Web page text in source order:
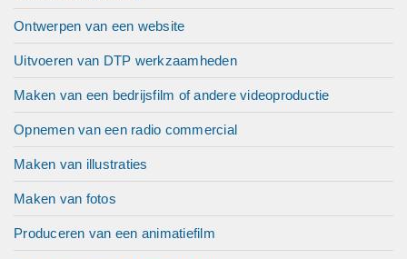
Ontwerpen van een website
Uitvoeren van DTP werkzaamheden
Maken van een bedrijsfilm of andere videoproductie
Opnemen van een radio commercial
Maken van illustraties
Maken van fotos
Produceren van een animatiefilm